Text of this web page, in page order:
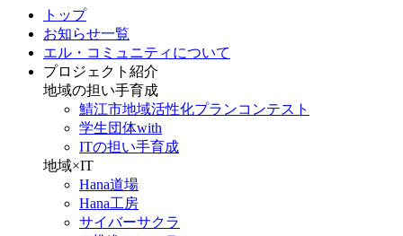
トップ
お知らせ一覧
エル・コミュニティについて
プロジェクト紹介
地域の担い手育成
鯖江市地域活性化プランコンテスト
学生団体with
ITの担い手育成
地域×IT
Hana道場
Hana工房
サイバーサクラ